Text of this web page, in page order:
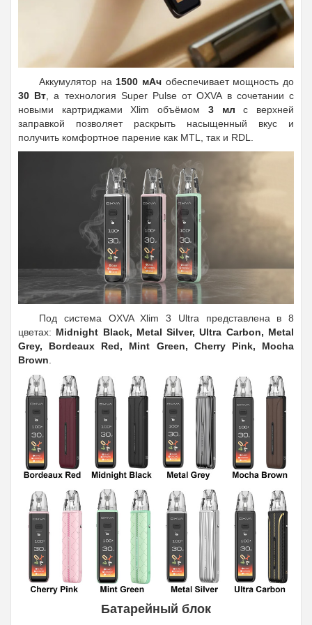
Аккумулятор на 1500 мАч обеспечивает мощность до
30 Вт , а технология Super Pulse от OXVA в сочетании с
новыми картриджами Xlim объёмом 3 мл с верхней
заправкой позволяет раскрыть насыщенный вкус и
получить комфортное парение как MTL, так и RDL.
Под система OXVA Xlim 3 Ultra представлена в 8
цветах: Midnight Black, Metal Silver, Ultra Carbon, Metal
Grey, Bordeaux Red, Mint Green, Cherry Pink, Mocha
Brown
Батарейный блок